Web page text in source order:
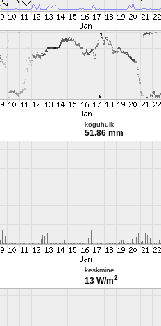
koguhulk
51.86 mm
keskmine
13 W/m2